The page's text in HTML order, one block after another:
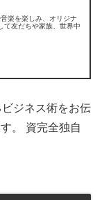
楽を楽しみ、オリジナ
て友だちや家族、世界中
ジネス術をお伝
。 資完全独自